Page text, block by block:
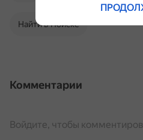
Найти в Поиске
Комментарии
Войдите, чтобы